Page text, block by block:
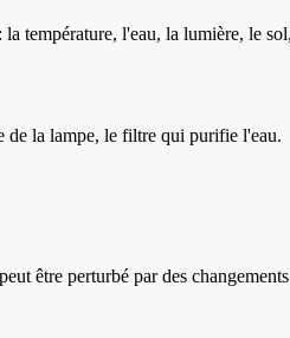
température, l'eau, la lumière, le
de la lampe, le filtre qui purifie l'eau.
être perturbé par des